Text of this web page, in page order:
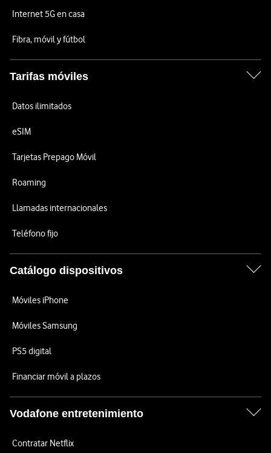
Internet 5G en casa
Fibra, móvil y fútbol
Tarifas móviles
Datos ilimitados
eSIM
Tarjetas Prepago Móvil
Roaming
Llamadas internacionales
Teléfono fijo
Catálogo dispositivos
Móviles iPhone
Móviles Samsung
PS5 digital
Financiar móvil a plazos
Vodafone entretenimiento
Contratar Netflix